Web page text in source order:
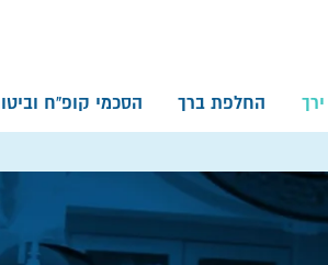
החלפת ברך הסכמי קופ”ח